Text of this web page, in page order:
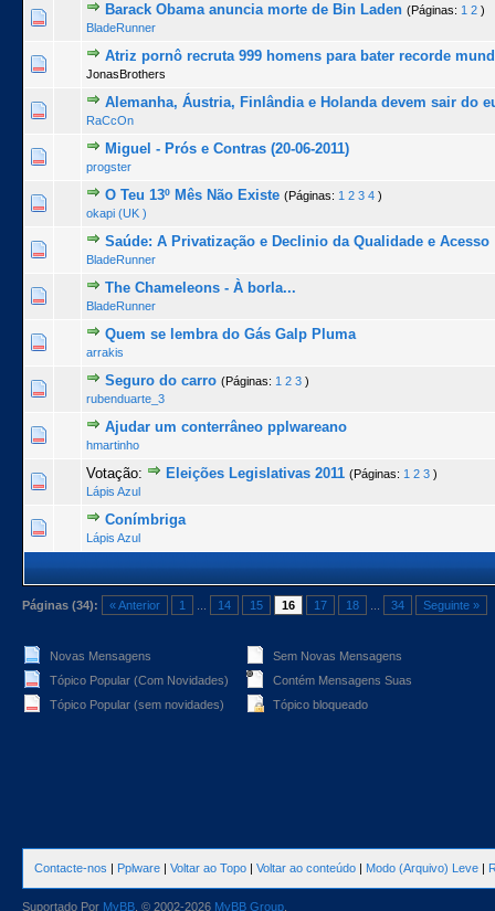
Barack Obama anuncia morte de Bin Laden (Páginas: 1 2 )
BladeRunner
0 Voto(s) - 0 de 5 na totalidade
12345
Atriz pornô recruta 999 homens para bater recorde
JonasBrothers
0 Voto(s) - 0 de 5 na totalidade
12345
Alemanha, Áustria, Finlândia e Holanda devem sair do
RaCcOn
0 Voto(s) - 0 de 5 na totalidade
1 2 345
Miguel - Prós e Contras (20-06-2011)
progster
0 Voto(s) - 0 de 5 na totalidade
12345
O Teu 13º Mês Não Existe (Páginas: 1 2 3 4 )
okapi (UK )
0 Voto(s) - 0 de 5 na totalidade
1 2345
Saúde: A Privatização e Declinio da Qualidade e Acesso
BladeRunner
0 Voto(s) - 0 de 5 na totalidade
12345
The Chameleons - À borla...
BladeRunner
0 Voto(s) - 0 de 5 na totalidade
12 345
Quem se lembra do Gás Galp Pluma
arrakis
0 Voto(s) - 0 de 5 na totalidade
12 345
Seguro do carro (Páginas: 1 2 3 )
rubenduarte_3
0 Voto(s) - 0 de 5 na totalidade
12345
Ajudar um conterrâneo pplwareano
hmartinho
1 Voto(s) - 5 de 5 na totalidade
12345
Votação: Eleições Legislativas 2011 (Páginas: 1 2 3 )
Lápis Azul
2 Voto(s) - 5 de 5 na totalidade
12345
Conímbriga
Lápis Azul
1 Voto(s) - 5 de 5 na totalidade
Páginas (34): « Anterior 1 14 15 16 17 18 34 Seguinte »
Novas Mensagens
Tópico Popular (Com Novidades)
Tópico Popular (sem novidades)
Sem Novas Mensagens
Contém Mensagens Suas
Tópico bloqueado
Contacte-nos | Pplware | Voltar ao Topo | Voltar ao conteúdo | Modo (Arquivo) Leve |
Suportado Por MyBB , © 2002-2026 MyBB Group